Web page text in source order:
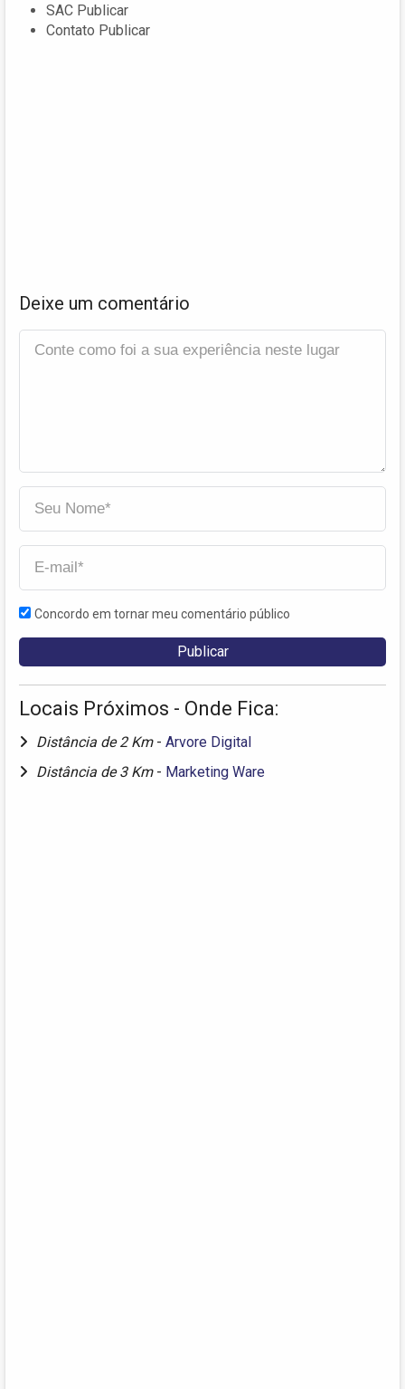
SAC Publicar
Contato Publicar
Deixe um comentário
Concordo em tornar meu comentário público
Locais Próximos - Onde Fica:
Distância de 2 Km - Arvore Digital
Distância de 3 Km - Marketing Ware